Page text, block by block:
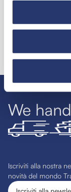
We
Iscriviti alla nostra
novità del mondo